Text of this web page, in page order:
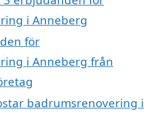
i Anneberg
för
i Anneberg från
badrumsrenovering i